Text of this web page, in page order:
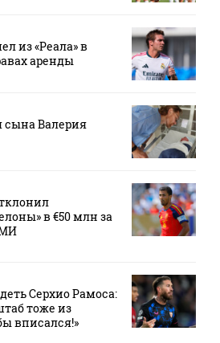
из «Реала» в
аренды
сына Валерия
в €50 млн за
Серхио Рамоса:
тоже из
вписался!»